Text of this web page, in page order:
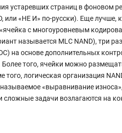
устаревших страниц в
«НЕ И» по-русски). Еще
с многоуровневым
называется MLC NAND), три
на основе дополнительных
того, ячейки можно
логическая организация
«выравнивание
задачи возлагаются на